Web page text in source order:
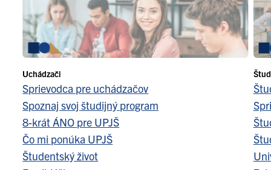
Uchádzači
Sprievodca pre uchádzačov
Spoznaj svoj študijný program
8-krát ÁNO pre UPJŠ
Čo mi ponúka UPJŠ
Študentský život